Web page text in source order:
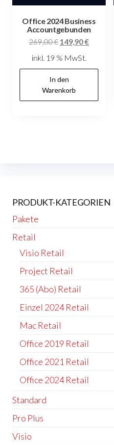
Office 2024 Business
Accountgebunden
269,00€ Ursprünglicher
269,00 €
149,90€
inkl. 19 % MwSt.
In den
Warenkorb
PRODUKT-KATEGORIEN
Pakete
Retail
Visio Retail
Project Retail
365 (Abo) Retail
Einzel 2024 Retail
Mac Retail
Office 2019 Retail
Office 2021 Retail
Office 2024 Retail
Standard
Pro Plus
Visio